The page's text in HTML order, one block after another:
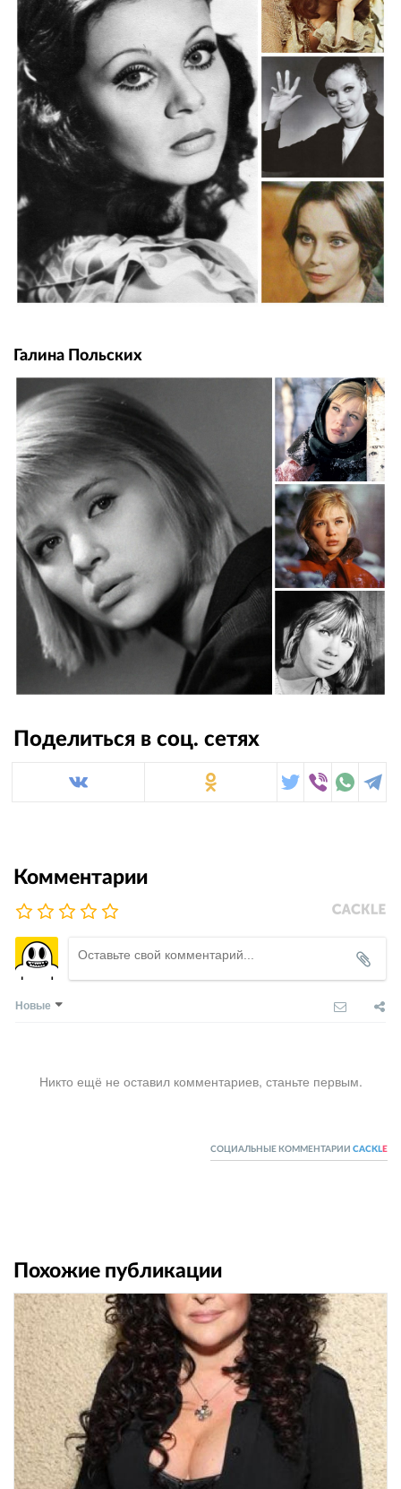
Галина Польских
Поделиться в соц. сетях
Комментарии
Новые
Никто ещё не оставил комментариев, станьте первым.
СОЦИАЛЬНЫЕ КОММЕНТАРИИ CACKL E
Похожие публикации